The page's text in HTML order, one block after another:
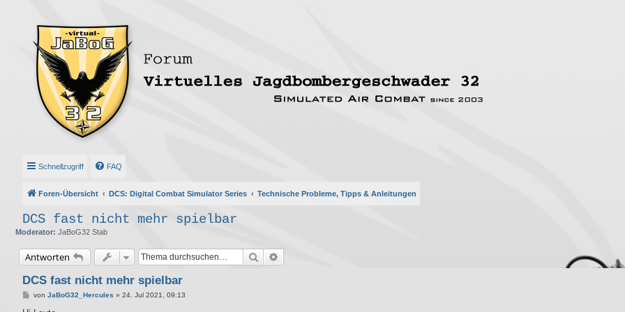
Schnellzugriff FAQ
Foren-Übersicht DCS: Digital Combat Simulator Series Technische Probleme, Tipps & Anleitungen
DCS fast nicht mehr spielbar
Moderator: JaBoG32 Stab
Antworten Suche
DCS fast nicht mehr spielbar
Bvon JaBoG32_Hercules » 24. Jul 2021, 09:13